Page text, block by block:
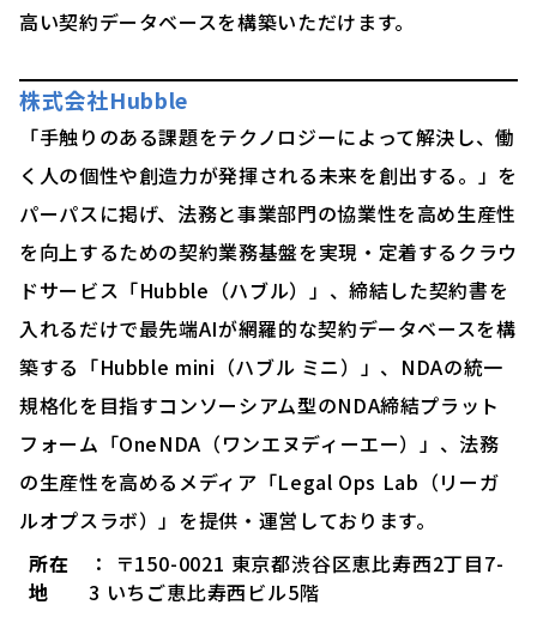
高い契約データベースを構築いただけます。
株式会社Hubble
「手触りのある課題をテクノロジーによって解決し、働
く人の個性や創造力が発揮される未来を創出する。」を
パーパスに掲げ、法務と事業部門の協業性を高め生産性
を向上するための契約業務基盤を実現・定着するクラウ
ドサービス「Hubble（ハブル）」、締結した契約書を
入れるだけで最先端AIが網羅的な契約データベースを構
築する「Hubble mini（ハブル ミニ）」、NDAの統一
規格化を目指すコンソーシアム型のNDA締結プラット
フォーム「OneNDA（ワンエヌディーエー）」、法務
の生産性を高めるメディア「Legal Ops Lab（リーガ
ルオプスラボ）」を提供・運営しております。
所在
地
： 〒150-0021 東京都渋谷区恵比寿西2丁目7-
3 いちご恵比寿西ビル5階